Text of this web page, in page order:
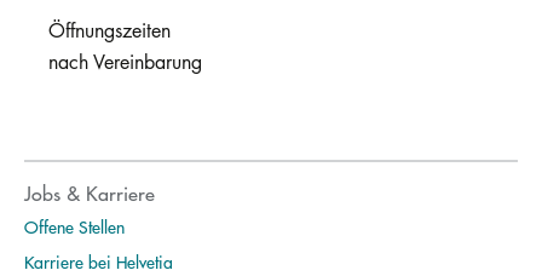
Öffnungszeiten
nach Vereinbarung
Jobs & Karriere
Offene Stellen
Karriere bei Helvetia